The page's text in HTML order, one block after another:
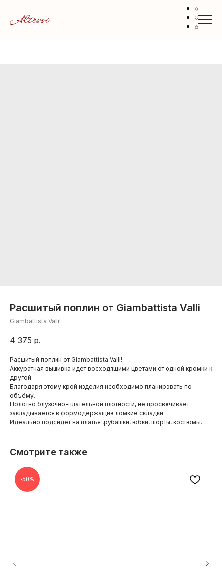
Расшитый поплин от Giambattista Valli
Giambattista Valli!
4 375 р.
Расшитый поплин от Giambattista Valli!
Аккуратная вышивка идет восходящими цветами от одной кромки к
другой.
Благодаря этому крой изделия необходимо планировать по
объёму.
Полотно блузочно-плательной плотности, не просвечивает
закладывается в формодержащие ломкие складки.
Идеально подойдет на платья ,рубашки, юбки, шорты, костюмы.
Смотрите также
-50%